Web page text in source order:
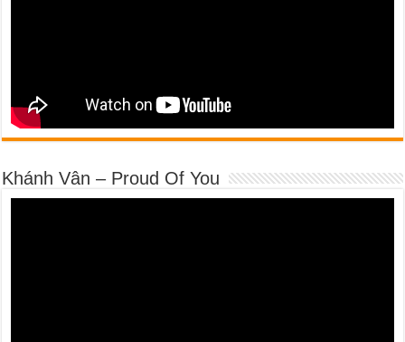
Khánh Vân – Proud Of You